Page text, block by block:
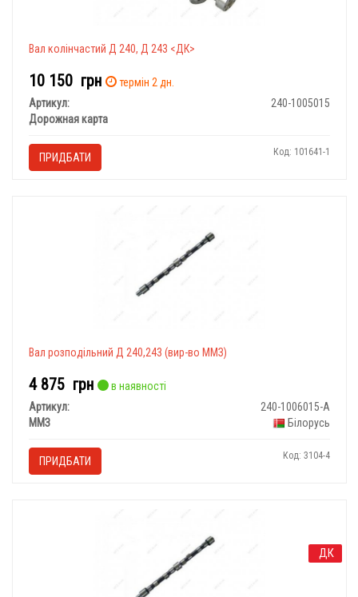
Вал колінчастий Д 240, Д 243 <ДК>
10 150 грн
термін 2 дн.
Артикул:
240-1005015
Дорожная карта
ПРИДБАТИ Код: 101641-1
Вал розподільний Д 240,243 (вир-во ММЗ)
4 875 грн
в наявності
Артикул:
240-1006015-А
ММЗ
Білорусь
ПРИДБАТИ Код: 3104-4
ДК